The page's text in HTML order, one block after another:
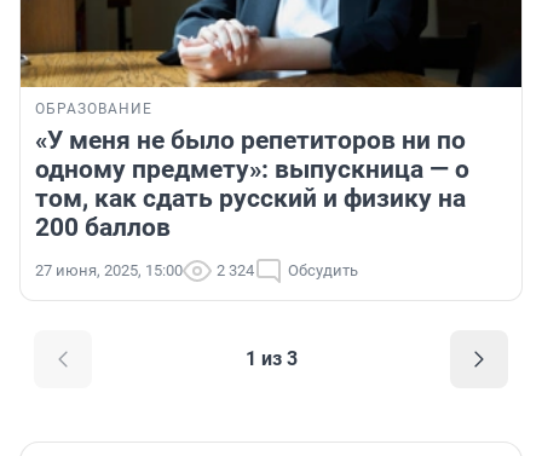
ОБРАЗОВАНИЕ
«У меня не было репетиторов ни по
одному предмету»: выпускница — о
том, как сдать русский и физику на
200 баллов
27 июня, 2025, 15:00 2 324 Обсудить
1 из 3